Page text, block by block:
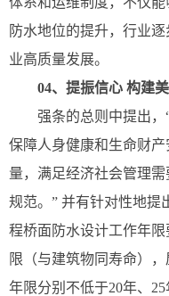
防水地位的提升，行业
业高质量发展。
04、提振信心 构建
强条的总则中提出，“
保障人身健康和生命财
量，满足经济社会管理
规范。” 并有针对性地提
程桥面防水设计工作年
限（与建筑物同寿命）
年限分别不低于20年、